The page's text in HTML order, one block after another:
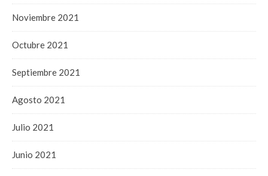
Noviembre 2021
Octubre 2021
Septiembre 2021
Agosto 2021
Julio 2021
Junio 2021